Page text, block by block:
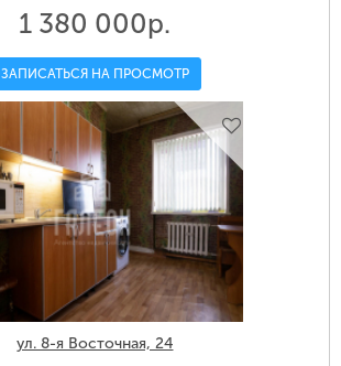
1 380 000р.
ЗАПИСАТЬСЯ НА ПРОСМОТР
ул. 8-я Восточная, 24